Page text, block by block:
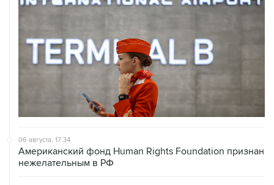
06 августа, 17:34
Американский фонд Human Rights Foundation признан
нежелательным в РФ